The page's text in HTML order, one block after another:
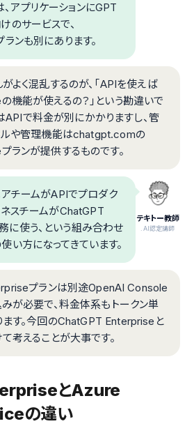
アプリケーションにGPT
のサービスで、
ンも別にあります。
よく混乱するのが、「APIを使えば
機能が使えるの？」という勘違いで
APIで料金が別にかかりますし、管
ルや管理機能はchatgpt.comの
ランが提供するものです。
テキトー教師
.AI認定講師
アチームがAPIでプロダク
ネスチームがChatGPT
使う、という組み合わせ
い方になってきています。
プランは別途OpenAI Console
が必要で、料金体系もトークン単
す。今回のChatGPT Enterpriseと
考えることが大事です。
とAzure
の違い